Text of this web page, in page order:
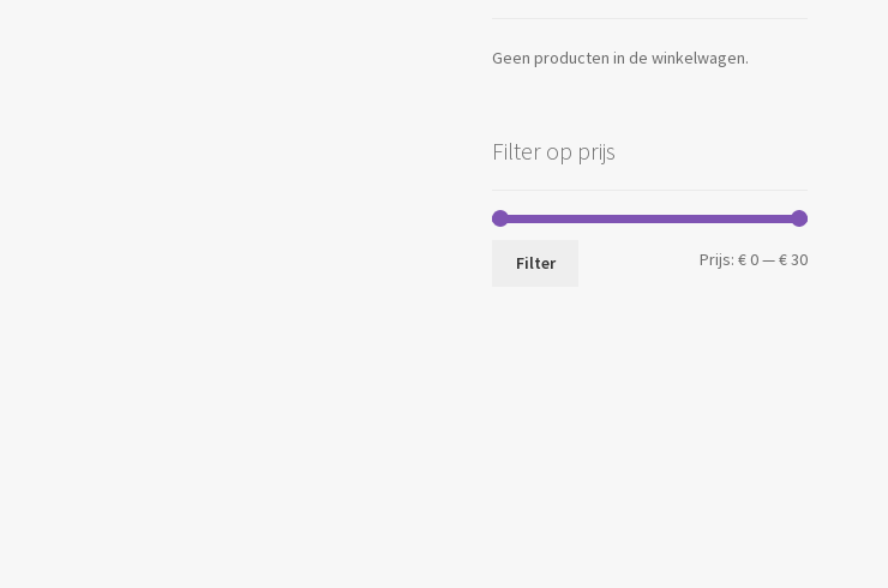
Geen producten in de winkelwagen.
Filter op prijs
Min.
Max.
Filter Prijs: € 0—€ 30